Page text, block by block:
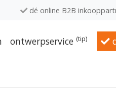
ontwerpservice (tip)
dé online B2B